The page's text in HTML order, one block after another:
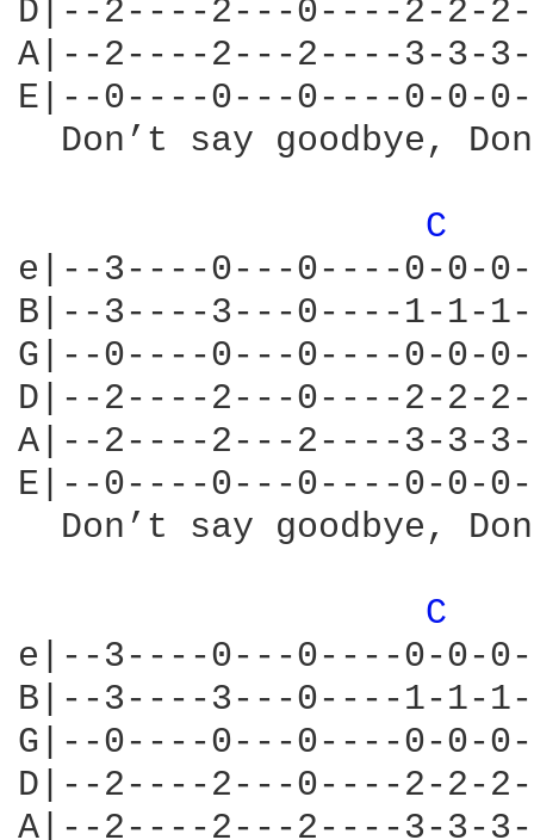
D|--2----2---0----2-2-2-
A|--2----2---2----3-3-3-
E|--0----0---0----0-0-0-
Don’t say goodbye,
C
e|--3----0---0----0-0-0-
B|--3----3---0----1-1-1-
G|--0----0---0----0-0-0-
D|--2----2---0----2-2-2-
A|--2----2---2----3-3-3-
E|--0----0---0----0-0-0-
Don’t say goodbye,
C
e|--3----0---0----0-0-0-
B|--3----3---0----1-1-1-
G|--0----0---0----0-0-0-
D|--2----2---0----2-2-2-
A|--2----2---2----3-3-3-